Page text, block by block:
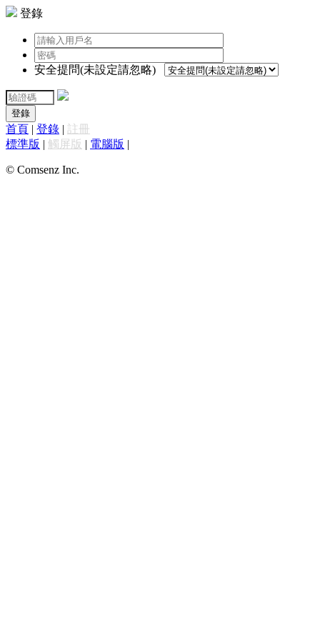
登錄
安全提問(未設定請忽略)
登錄
首頁 | 登錄 | 註冊
標準版 | 觸屏版 | 電腦版 |
© Comsenz Inc.